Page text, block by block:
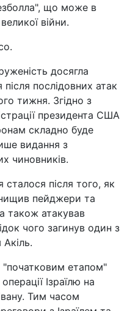
що може в
війни.
досягла
послідовних атак
тижня. Згідно з
президента США
складно буде
видання з
чиновників.
сталося після того, як
пейджери та
також атакував
чого загинув один з
Акіль.
етапом"
Ізраїлю на
Тим часом